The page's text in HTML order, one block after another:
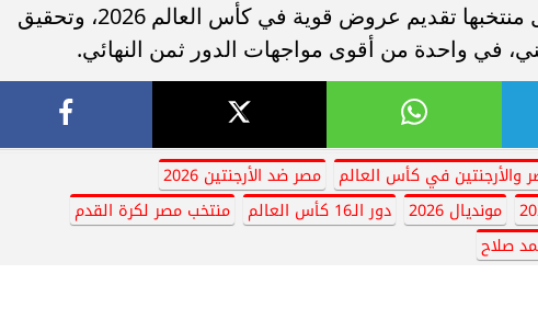
وتحلم الجماهير المصرية بأن يواصل منتخبها تقديم عروض قوية في كأس العالم 2026، وتحقيق
في واحدة من أقوى مواجهات الدور ثمن النهائي.
والأرجنتين في كأس العالم
مصر ضد الأرجنتين 2026
مونديال 2026 دور الـ16 كأس العالم
منتخب مصر لكرة القدم
صلاح